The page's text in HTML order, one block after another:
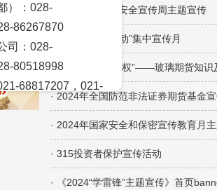
· 2024国家网络安全宣传周主题宣传
· “全民反诈在行动”集中宣传月
· 2024《“懂法知权”——玻璃期货知
· 2024年全国防范非法证券期货基金
· 2024年国家安全和保密宣传教育月
· 315投资者保护宣传活动
· 《2024“学雷锋”主题宣传》首页
）：028-
86267870
司：028-
80518998
68817207，021-
65005128
83101951、